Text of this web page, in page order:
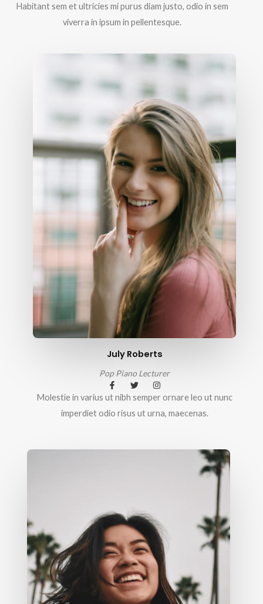
Habitant sem et ultricies mi purus diam justo, odio in sem
viverra in ipsum in pellentesque.
July Roberts
Pop Piano Lecturer
Molestie in varius ut nibh semper ornare leo ut nunc
imperdiet odio risus ut urna, maecenas.